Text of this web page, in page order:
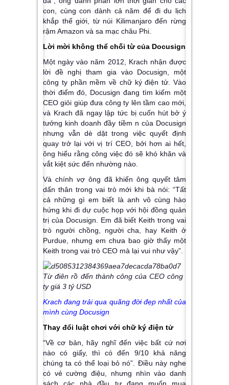
con, cùng con dành cả năm để đi du lịch
khắp thế giới, từ núi Kilimanjaro đến rừng
rậm Amazon và sa mạc châu Phi.
Lời mời không thể chối từ của Docusign
Một ngày vào năm 2012, Krach nhận được
lời đề nghị tham gia vào Docusign, một
công ty phần mềm về chữ ký điện tử. Vào
thời điểm đó, Docusign đang tìm kiếm một
CEO giỏi giúp đưa công ty lên tầm cao mới,
và Krach đã ngay lập tức bị cuốn hút bở ý
tưởng kinh doanh đầy tiềm n của Docusign
nhưng vẫn dè dặt trong việc quyết định
quay trở lại với vị trí CEO, bởi hơn ai hết,
ông hiểu rằng công việc đó sẽ khó khăn và
vắt kiệt sức đến nhường nào.
Và chính vợ ông đã khiến ông quyết tâm
dấn thân trong vai trò mới khi bà nói: “Tất
cả những gì em biết là anh vô cùng hào
hứng khi đi dự cuộc họp với hội đồng quản
trị của Docusign. Em đã biết Keith trong vai
trò người chồng, người cha, hay Keith ở
Purdue, nhưng em chưa bao giờ thấy một
Keith trong vai trò CEO mà lại vui như vậy”.
Krach đang trải qua quãng đời đẹp nhất của
mình cùng Docusign
Thay đổi luật chơi với chữ ký điện tử
“Về cơ bản, hãy nghĩ đến việc bất cứ nơi
nào có giấy, thì có đến 9/10 khả năng
chúng ta có thể loại bỏ nó”. Điều này nghe
có vẻ cường điệu, nhưng nhìn vào danh